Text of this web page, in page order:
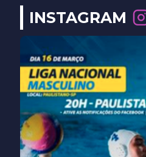
INSTAGRAM